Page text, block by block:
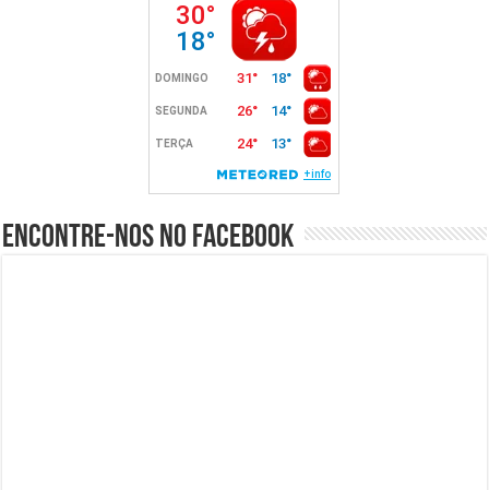
Encontre-nos no Facebook